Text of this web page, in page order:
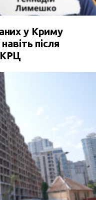
у Криму
після
КРЦ